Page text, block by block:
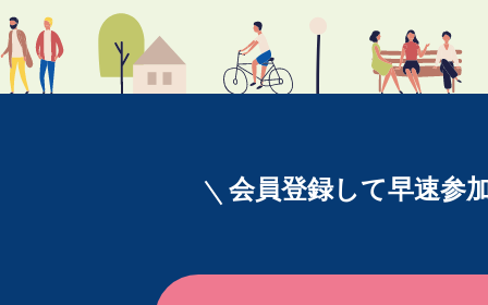
会員登録して早速参